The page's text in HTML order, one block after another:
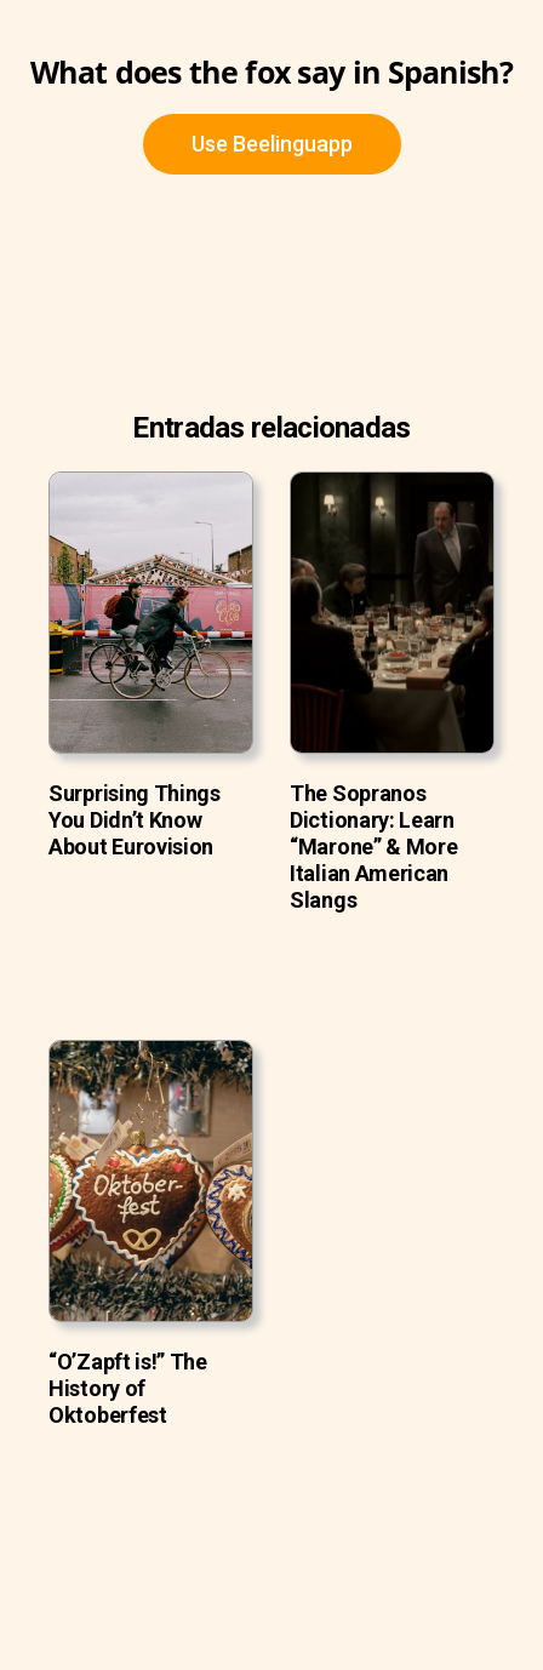
What does the fox say in Spanish?
Use Beelinguapp
Entradas relacionadas
Surprising Things
You Didn’t Know
About Eurovision
The Sopranos
Dictionary: Learn
“Marone” & More
Italian American
Slangs
“O’Zapft is!” The
History of
Oktoberfest